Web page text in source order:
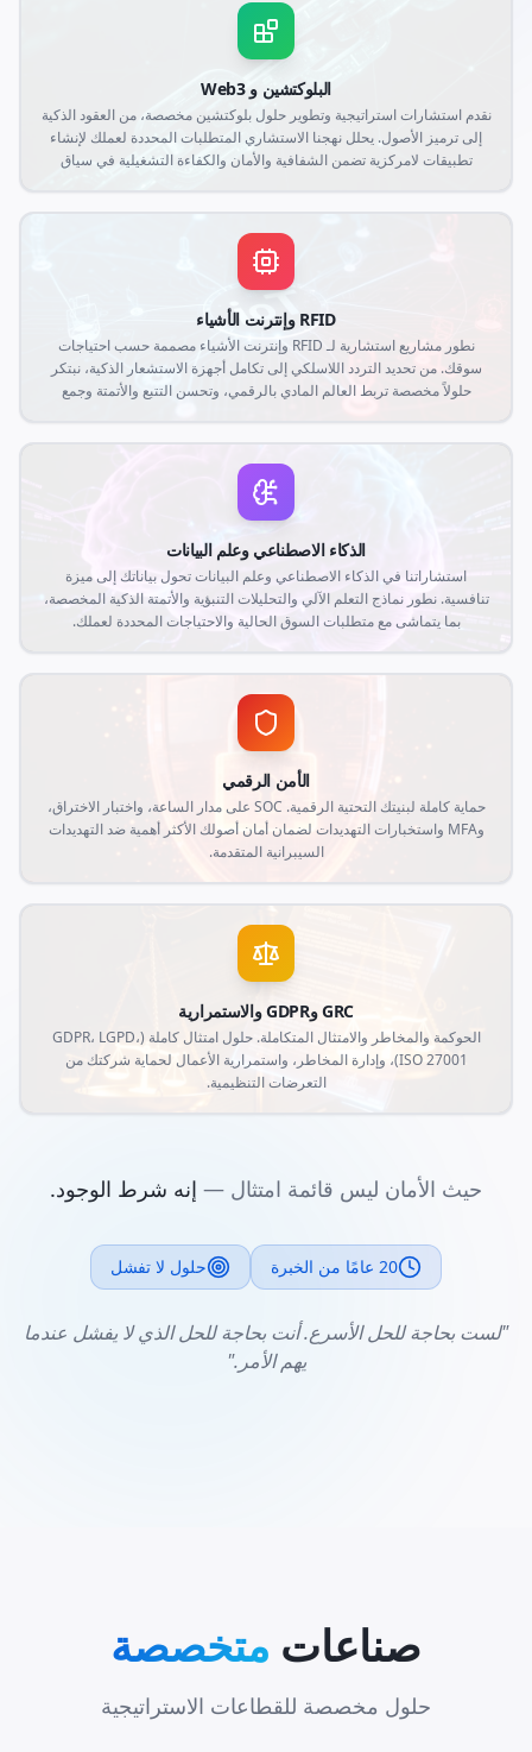
البلوكتشين و Web3
نقدم استشارات استراتيجية وتطوير حلول بلوكتشين مخصصة، من العقود الذكية
إلى ترميز الأصول. يحلل نهجنا الاستشاري المتطلبات المحددة لعملك لإنشاء
تطبيقات لامركزية تضمن الشفافية والأمان والكفاءة التشغيلية في سياق
RFID وإنترنت الأشياء
نطور مشاريع استشارية لـ RFID وإنترنت الأشياء مصممة حسب احتياجات
سوقك. من تحديد التردد اللاسلكي إلى تكامل أجهزة الاستشعار الذكية، نبتكر
حلولاً مخصصة تربط العالم المادي بالرقمي، وتحسن التتبع والأتمتة وجمع
الذكاء الاصطناعي وعلم البيانات
استشاراتنا في الذكاء الاصطناعي وعلم البيانات تحول بياناتك إلى ميزة
تنافسية. نطور نماذج التعلم الآلي والتحليلات التنبؤية والأتمتة الذكية المخصصة،
بما يتماشى مع متطلبات السوق الحالية والاحتياجات المحددة لعملك.
الأمن الرقمي
حماية كاملة لبنيتك التحتية الرقمية. SOC على مدار الساعة، واختبار الاختراق،
وMFA واستخبارات التهديدات لضمان أمان أصولك الأكثر أهمية ضد التهديدات
السيبرانية المتقدمة.
GRC وGDPR والاستمرارية
الحوكمة والمخاطر والامتثال المتكاملة. حلول امتثال كاملة (GDPR، LGPD،
ISO 27001)، وإدارة المخاطر، واستمرارية الأعمال لحماية شركتك من
التعرضات التنظيمية.
حيث الأمان ليس قائمة امتثال — إنه شرط الوجود.
20 عامًا من الخبرة حلول لا تفشل
"لست بحاجة للحل الأسرع. أنت بحاجة للحل الذي لا يفشل عندما
يهم الأمر."
صناعات متخصصة
حلول مخصصة للقطاعات الاستراتيجية